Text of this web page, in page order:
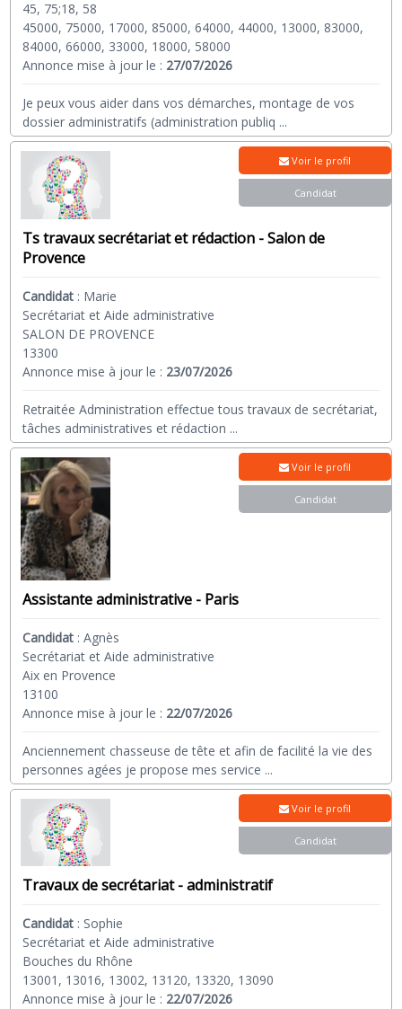
45, 75;18, 58
45000, 75000, 17000, 85000, 64000, 44000, 13000, 83000,
84000, 66000, 33000, 18000, 58000
Annonce mise à jour le : 27/07/2026
Je peux vous aider dans vos démarches, montage de vos
dossier administratifs (administration publiq ...
Ts travaux secrétariat et rédaction - Salon de
Provence
Candidat : Marie
Secrétariat et Aide administrative
SALON DE PROVENCE
13300
Annonce mise à jour le : 23/07/2026
Retraitée Administration effectue tous travaux de secrétariat,
tâches administratives et rédaction ...
Voir le profil
Candidat
Assistante administrative - Paris
Candidat :Agnès
Secrétariat et Aide administrative
Aix en Provence
13100
Annonce mise à jour le : 22/07/2026
Anciennement chasseuse de tête et afin de facilité la vie des
personnes agées je propose mes service ...
Voir le profil
Candidat
Travaux de secrétariat - administratif
Candidat : Sophie
Secrétariat et Aide administrative
Bouches du Rhône
13001, 13016, 13002, 13120, 13320, 13090
Annonce mise à jour le : 22/07/2026
Voir le profil
Candidat